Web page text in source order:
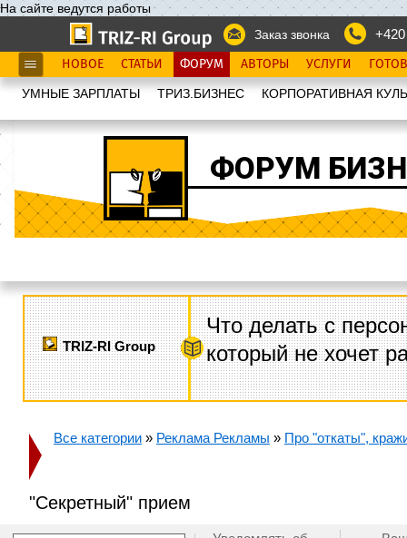
На сайте ведутся работы
Заказ звонка
НОВОЕ СТАТЬИ ФОРУМ АВТОРЫ УСЛУГИ
УМНЫЕ ЗАРПЛАТЫ ТРИЗ.БИЗНЕС КОРПОРАТИВНАЯ
ФОРУМ
TRIZ-RI Group
Что делать с
который не хочет
Все категории » Реклама Рекламы » Про "откаты",
"Секретный" прием